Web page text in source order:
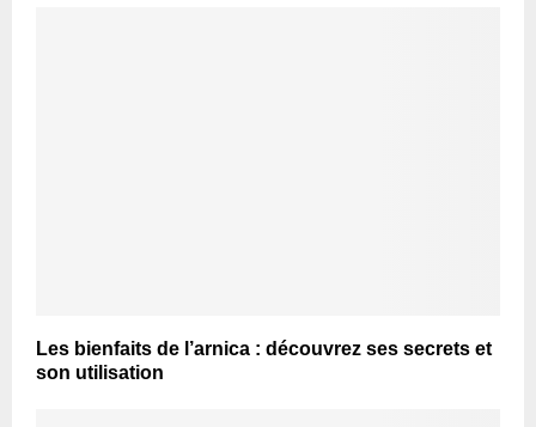
Les bienfaits de l’arnica : découvrez ses secrets et
son utilisation